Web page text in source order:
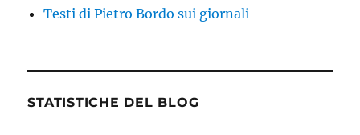
Testi di Pietro Bordo sui giornali
STATISTICHE DEL BLOG